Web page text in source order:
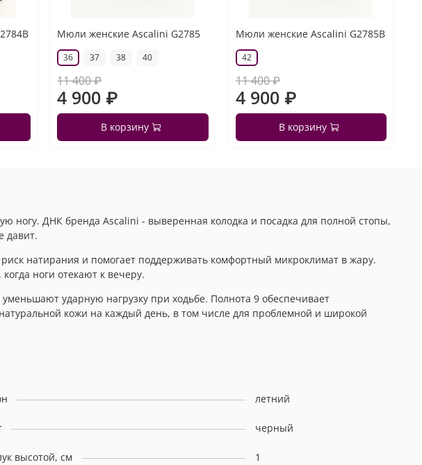
Мюли женские Ascalini G2785
36 37 38 40
11 400 ₽
4 900 ₽
В корзину
Мюли женские Ascalini G2785B
42
11 400 ₽
4 900 ₽
В корзину
ногу. ДНК бренда Ascalini - выверенная колодка и посадка для полной стопы,
давит.
натирания и помогает поддерживать комфортный микроклимат в жару.
ноги отекают к вечеру.
ударную нагрузку при ходьбе. Полнота 9 обеспечивает
кожи на каждый день, в том числе для проблемной и широкой
летний
черный
высотой, см 1